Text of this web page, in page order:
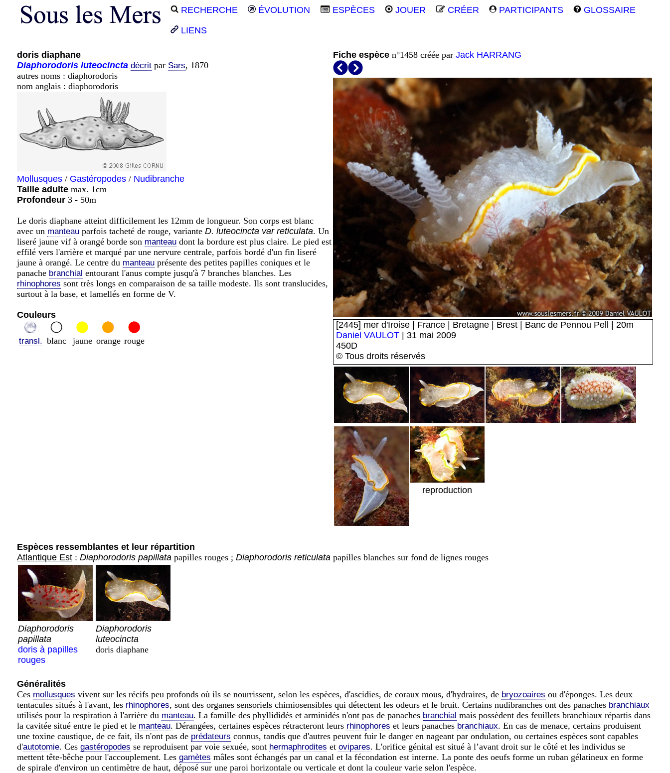
RECHERCHE ÉVOLUTION ESPÈCES JOUER CRÉER PARTICIPANTS GLOSSAIRE
LIENS
doris diaphane
Diaphorodoris luteocincta décrit par Sars, 1870
autres noms : diaphorodoris
nom anglais : diaphorodoris
Mollusques / Gastéropodes / Nudibranche
Taille adulte max. 1cm
Profondeur 3 - 50m
Le doris diaphane atteint difficilement les 12mm de longueur. Son corps est blanc
avec un manteau parfois tacheté de rouge, variante D. luteocincta var reticulata. Un
liseré jaune vif à orangé borde son manteau dont la bordure est plus claire. Le pied est
effilé vers l'arrière et marqué par une nervure centrale, parfois bordé d'un fin liseré
jaune à orangé. Le centre du manteau présente des petites papilles coniques et le
panache branchial entourant l'anus compte jusqu'à 7 branches blanches. Les
rhinophores sont très longs en comparaison de sa taille modeste. Ils sont translucides,
surtout à la base, et lamellés en forme de V.
Couleurs
transl. blanc jaune orange rouge
Fiche espèce n°1458 créée par Jack HARRANG
[2445] mer d'Iroise | France | Bretagne | Brest | Banc de Pennou Pell | 20m
Daniel VAULOT | 31 mai 2009
450D
© Tous droits réservés
reproduction
Espèces ressemblantes et leur répartition
Atlantique Est : Diaphorodoris papillata papilles rouges ; Diaphorodoris reticulata papilles blanches sur fond de lignes rouges
Diaphorodoris
papillata
doris à papilles
rouges
Diaphorodoris
luteocincta
doris diaphane
Généralités
Ces mollusques vivent sur les récifs peu profonds où ils se nourrissent, selon les espèces, d'ascidies, de coraux mous, d'hydraires, de bryozoaires ou d'éponges. Les deux
tentacules situés à l'avant, les rhinophores, sont des organes sensoriels chimiosensibles qui détectent les odeurs et le bruit. Certains nudibranches ont des panaches branchiaux
utilisés pour la respiration à l'arrière du manteau. La famille des phyllididés et arminidés n'ont pas de panaches branchial mais possèdent des feuillets branchiaux répartis dans
la cavitée situé entre le pied et le manteau. Dérangées, certaines espèces rétracteront leurs rhinophores et leurs panaches branchiaux. En cas de menace, certains produisent
une toxine caustique, de ce fait, ils n'ont pas de prédateurs connus, tandis que d'autres peuvent fuir le danger en nageant par ondulation, ou certaines espèces sont capables
d'autotomie. Ces gastéropodes se reproduisent par voie sexuée, sont hermaphrodites et ovipares. L'orifice génital est situé à l’avant droit sur le côté et les individus se
mettent tête-bêche pour l'accouplement. Les gamètes mâles sont échangés par un canal et la fécondation est interne. La ponte des oeufs forme un ruban gélatineux en forme
de spirale d'environ un centimètre de haut, déposé sur une paroi horizontale ou verticale et dont la couleur varie selon l'espèce.